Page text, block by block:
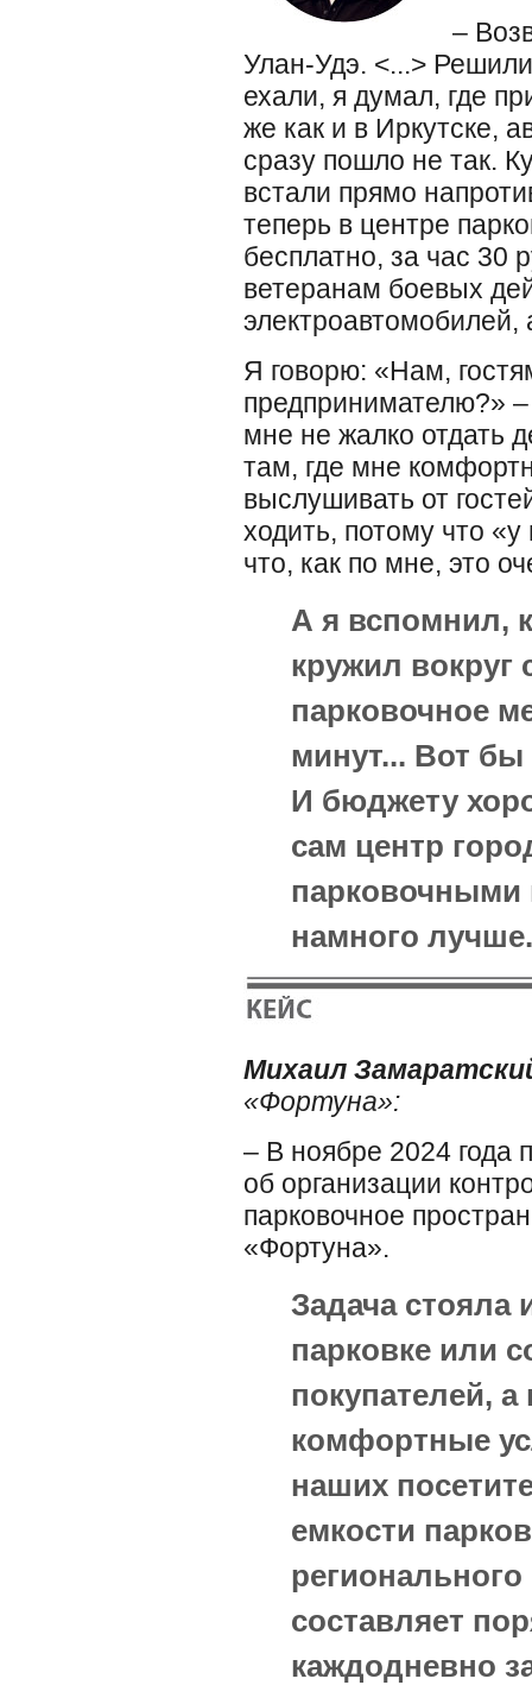
–
Улан-Удэ. <...>
ехали, я думал, где
же как и в Иркутске,
сразу пошло не так.
встали прямо
теперь в центре
бесплатно, за час 30
ветеранам боевых
Я говорю: «Нам,
предпринимателю?»
мне не жалко отдать
там, где мне
выслушивать от
ходить, потому что
что, как по мне, это
А я вспомнил,
кружил вокруг
парковочное
минут... Вот бы
И бюджету
сам центр
парковочными
намного лучше.
Михаил
«Фортуна»:
– В ноябре 2024 года
об организации
парковочное
«Фортуна».
Задача стояла
парковке или
покупателей,
комфортные
наших
емкости
составляет
каждодневно